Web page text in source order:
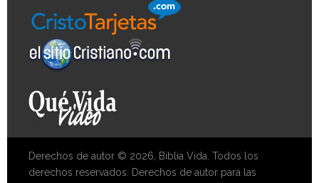
Derechos de autor © 2026, Biblia Vida. Todos los
derechos reservados. Derechos de autor para las